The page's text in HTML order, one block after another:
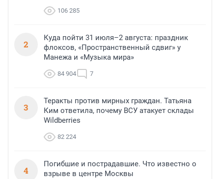
106 285
2
Куда пойти 31 июля–2 августа: праздник
флоксов, «Пространственный сдвиг» у
Манежа и «Музыка мира»
84 904 7
3
Теракты против мирных граждан. Татьяна
Ким ответила, почему ВСУ атакует склады
Wildberries
82 224
4
Погибшие и пострадавшие. Что известно о
взрыве в центре Москвы